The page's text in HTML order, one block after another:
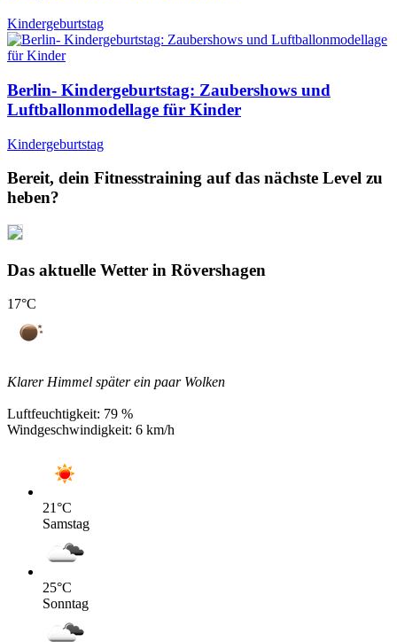
Kindergeburtstag
Berlin- Kindergeburtstag: Zaubershows und
Luftballonmodellage für Kinder
Kindergeburtstag
Bereit, dein Fitnesstraining auf das nächste Level zu
heben?
Das aktuelle Wetter in Rövershagen
17°C
Klarer Himmel später ein paar Wolken
Luftfeuchtigkeit: 79 %
Windgeschwindigkeit: 6 km/h
21°C
Samstag
25°C
Sonntag